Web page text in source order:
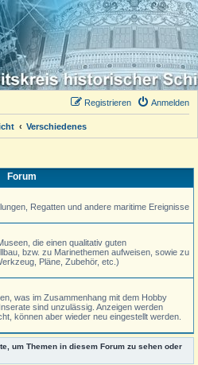
Anmelden
Registrieren
Verschiedenes
Forum
Regatten und andere maritime Ereignisse
die einen qualitativ guten
bzw. zu Marinethemen aufweisen, sowie zu
Pläne, Zubehör, etc.)
was im Zusammenhang mit dem Hobby
sind unzulässig. Anzeigen werden
können aber wieder neu eingestellt werden.
um Themen in diesem Forum zu sehen oder